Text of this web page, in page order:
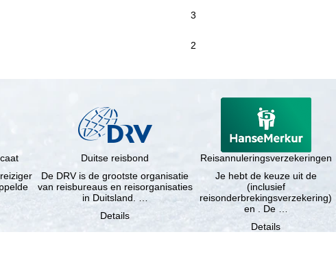
3
2
Duitse reisbond
De DRV is de grootste organisatie
van reisbureaus en reisorganisaties
in Duitsland. …
Details
Reisannuleringsverzekeringen
Je hebt de keuze uit de
(inclusief
reisonderbrekingsverzekering)
en . De …
Details